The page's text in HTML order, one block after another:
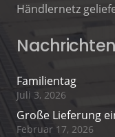
Händlernetz
Nachrichten
Familientag
Juli 3, 2026
Große Lieferung
Februar 17, 2026